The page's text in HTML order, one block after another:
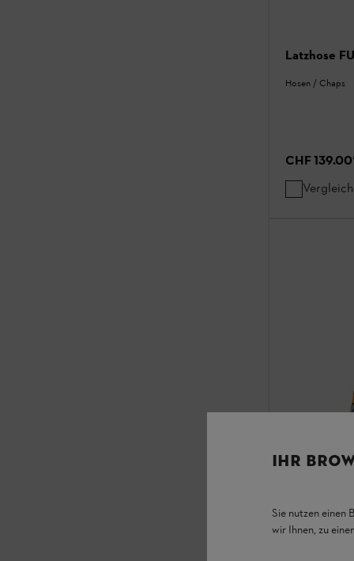
Latzhose
Hosen / Chaps
CHF 139.00
IHR
Sie nutzen einen
wir Ihnen, zu